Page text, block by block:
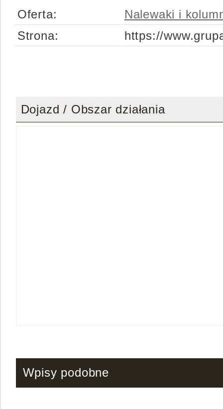
Oferta:
Nalewaki i
Strona:
https://
Dojazd / Obszar działania
Wpisy podobne